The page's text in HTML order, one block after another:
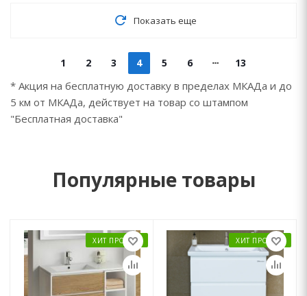
Показать еще
1 2 3 4 5 6 13
* Акция на бесплатную доставку в пределах МКАДа и до
5 км от МКАДа, действует на товар со штампом
"Бесплатная доставка"
Популярные товары
ХИТ ПРОДАЖ ХИТ ПРОДАЖ